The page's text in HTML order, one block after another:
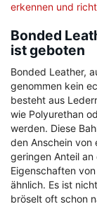
erkennen und
Bonded
ist geboten
Bonded Leather,
genommen kein
besteht aus
wie Polyurethan
werden. Diese
den Anschein von
geringen Anteil
Eigenschaften
ähnlich. Es ist
bröselt oft schon